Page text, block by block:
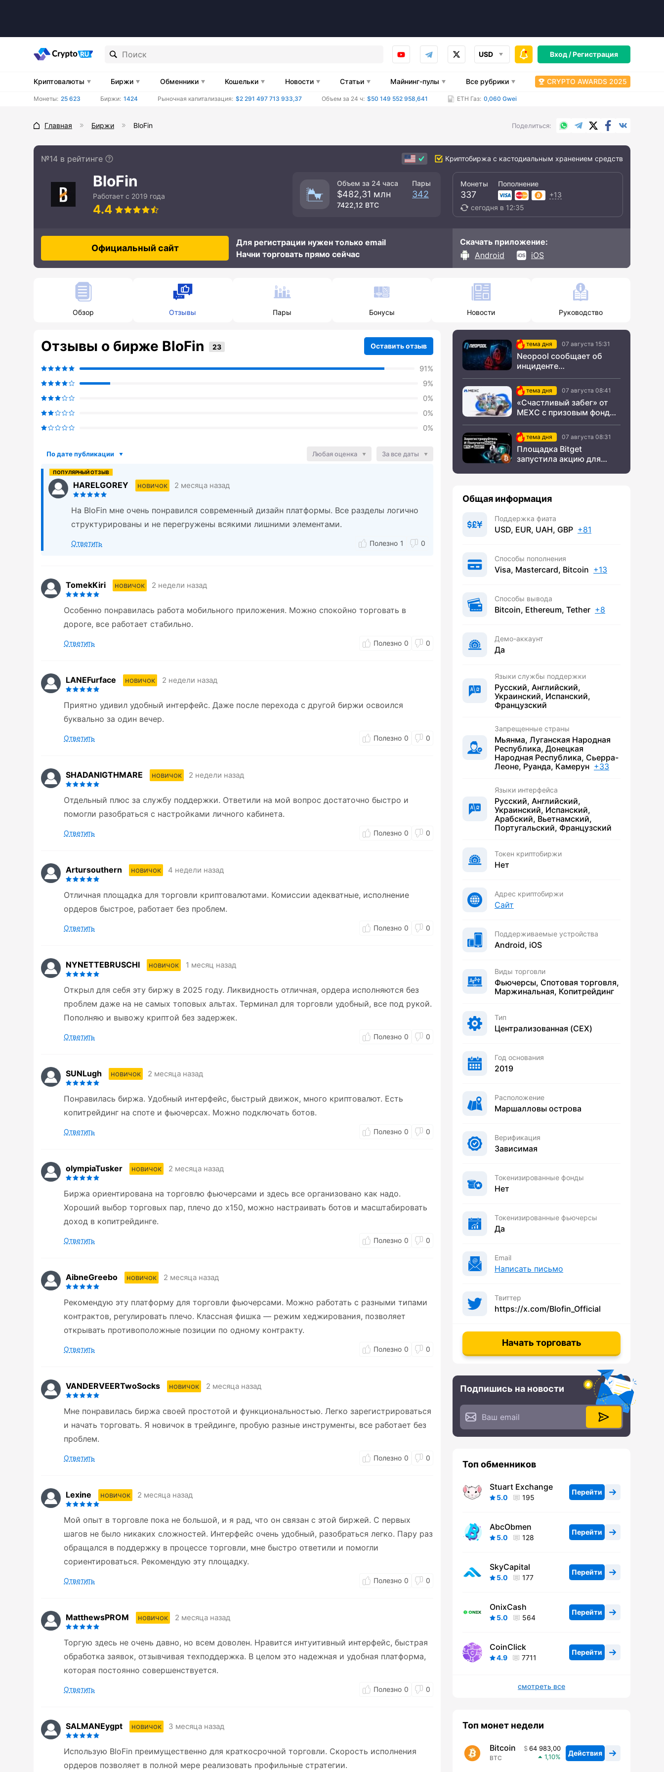
USD Вход /Регистрация
Криптовалюты Биржи Обменники Кошельки Новости Статьи Майнинг-пулы Все рубрики CRYPTO AWARDS 2025
Монеты: 25 623 Биржи: 1424 Рыночная капитализация: $2 291 497 713 933,37 Объем за 24 ч: $50 149 552 958,641 ETH Газ: 0,060 Gwei
Главная Биржи BloFin Поделиться WhatsApp
TelegramX.comFacebook
№14 в рейтинге Криптобиржа с кастодиальным хранением средств
BloFin
Работает с 2019 года
4.4
Объем за 24 часа
$482,31 млн
7422,12 BTC
Пары
342
Монеты
337
Пополнение
+13
сегодня в 12:35
Официальный сайт
Для регистрации нужен только email
Начни торговать прямо сейчас
Скачать приложение:
Android
iOS
Обзор Отзывы Пары Бонусы Новости Руководство
Отзывы о бирже BloFin Оставить отзыв
91%
9%
0%
0%
0%
По дате публикации Любая оценка За все даты
HARELGOREY новичок 2 месяца назад
На BloFin мне очень понравился современный дизайн платформы. Все разделы логично
структурированы и не перегружены всякими лишними элементами.
Ответить 1 0
TomekKiri новичок 2 недели назад
Особенно понравилась работа мобильного приложения. Можно спокойно торговать в
дороге, все работает стабильно.
Ответить 0 0
LANEFurface новичок 2 недели назад
Приятно удивил удобный интерфейс. Даже после перехода с другой биржи освоился
буквально за один вечер.
Ответить 0 0
SHADANIGTHMARE новичок 2 недели назад
Отдельный плюс за службу поддержки. Ответили на мой вопрос достаточно быстро и
помогли разобраться с настройками личного кабинета.
Ответить 0 0
Artursouthern новичок 4 недели назад
Отличная площадка для торговли криптовалютами. Комиссии адекватные, исполнение
ордеров быстрое, работает без проблем.
Ответить 0 0
NYNETTEBRUSCHI новичок 1 месяц назад
Открыл для себя эту биржу в 2025 году. Ликвидность отличная, ордера исполняются без
проблем даже на не самых топовых альтах. Терминал для торговли удобный, все под рукой.
Пополняю и вывожу криптой без задержек.
Ответить 0 0
SUNLugh новичок 2 месяца назад
Понравилась биржа. Удобный интерфейс, быстрый движок, много криптовалют. Есть
копитрейдинг на споте и фьючерсах. Можно подключать ботов.
Ответить 0 0
olympiaTusker новичок 2 месяца назад
Биржа ориентирована на торговлю фьючерсами и здесь все организовано как надо.
Хороший выбор торговых пар, плечо до x150, можно настраивать ботов и масштабировать
доход в копитрейдинге.
Ответить 0 0
AibneGreebo новичок 2 месяца назад
Рекомендую эту платформу для торговли фьючерсами. Можно работать с разными типами
контрактов, регулировать плечо. Классная фишка — режим хеджирования, позволяет
открывать противоположные позиции по одному контракту.
Ответить 0 0
VANDERVEERTwoSocks новичок 2 месяца назад
Мне понравилась биржа своей простотой и функциональностью. Легко зарегистрироваться
и начать торговать. Я новичок в трейдинге, пробую разные инструменты, все работает без
проблем.
Ответить 0 0
Lexine новичок 2 месяца назад
Мой опыт в торговле пока не большой, и я рад, что он связан с этой биржей. С первых
шагов не было никаких сложностей. Интерфейс очень удобный, разобраться легко. Пару раз
обращался в поддержку в процессе торговли, мне быстро ответили и помогли
сориентироваться. Рекомендую эту площадку.
Ответить 0 0
MatthewsPROM новичок 2 месяца назад
Торгую здесь не очень давно, но всем доволен. Нравится интуитивный интерфейс, быстрая
обработка заявок, отзывчивая техподдержка. В целом это надежная и удобная платформа,
которая постоянно совершенствуется.
Ответить 0 0
SALMANEygpt новичок 3 месяца назад
Использую BloFin преимущественно для краткосрочной торговли. Скорость исполнения
ордеров позволяет в полной мере реализовать профильные стратегии.
тема дня 07 августа 15:31
Neopool сообщает об
инциденте
безопасности
тема дня 07 августа 08:41
«Счастливый забег» от
MEXC с призовым фондом
тема дня 07 августа 08:31
Площадка Bitget
запустила акцию для
Общая информация
Поддержка фиата
USD, EUR, UAH, GBP +81
Способы пополнения
Visa, Mastercard, Bitcoin +13
Способы вывода
Bitcoin, Ethereum, Tether +8
Демо-аккаунт
Да
Языки службы поддержки
Русский, Английский,
Украинский, Испанский,
Французский
Запрещенные страны
Мьянма, Луганская Народная
Республика, Донецкая
Народная Республика, Сьерра-
Леоне, Руанда, Камерун +33
Языки интерфейса
Русский, Английский,
Украинский, Испанский,
Арабский, Вьетнамский,
Португальский, Французский
Токен криптобиржи
Нет
Адрес криптобиржи
Сайт
Поддерживаемые устройства
Android, iOS
Виды торговли
Фьючерсы, Спотовая торговля,
Маржинальная, Копитрейдинг
Тип
Централизованная (CEX)
Год основания
2019
Расположение
Маршалловы острова
Верификация
Зависимая
Токенизированные фонды
Нет
Токенизированные фьючерсы
Да
Email
Написать письмо
Твиттер
https://x.com/Blofin_Official
Начать торговать
Подпишись на новости
Топ обменников
Stuart Exchange
5.0 195
Перейти
AbcObmen
5.0 128
Перейти
SkyCapital
5.0 177
Перейти
OnixCash
5.0 564
Перейти
CoinClick
4.9 7711
Перейти
смотреть все
Топ монет недели
Bitcoin
BTC
64 983,00
1,10
Действия